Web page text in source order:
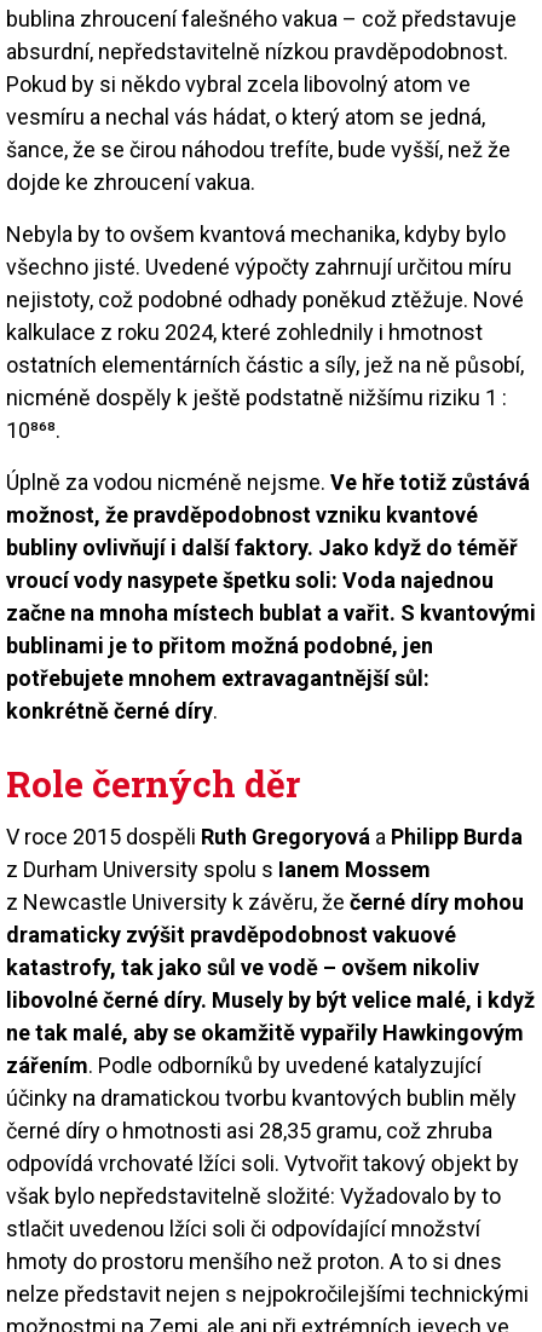
bublina zhroucení falešného vakua – což představuje
absurdní, nepředstavitelně nízkou pravděpodobnost.
Pokud by si někdo vybral zcela libovolný atom ve
vesmíru a nechal vás hádat, o který atom se jedná,
šance, že se čirou náhodou trefíte, bude vyšší, než že
dojde ke zhroucení vakua.
Nebyla by to ovšem kvantová mechanika, kdyby bylo
všechno jisté. Uvedené výpočty zahrnují určitou míru
nejistoty, což podobné odhady poněkud ztěžuje. Nové
kalkulace z roku 2024, které zohlednily i hmotnost
ostatních elementárních částic a síly, jež na ně působí,
nicméně dospěly k ještě podstatně nižšímu riziku 1 :
10⁸⁶⁸.
Úplně za vodou nicméně nejsme. Ve hře totiž zůstává
možnost, že pravděpodobnost vzniku kvantové
bubliny ovlivňují i další faktory. Jako když do téměř
vroucí vody nasypete špetku soli: Voda najednou
začne na mnoha místech bublat a vařit. S kvantovými
bublinami je to přitom možná podobné, jen
potřebujete mnohem extravagantnější sůl:
konkrétně černé díry.
Role černých děr
V roce 2015 dospěli Ruth Gregoryová a Philipp Burda
z Durham University spolu s Ianem Mossem
z Newcastle University k závěru, že černé díry mohou
dramaticky zvýšit pravděpodobnost vakuo­vé
katastrofy, tak jako sůl ve vodě – ovšem nikoliv
libovolné černé díry. Musely by být velice malé, i když
ne tak malé, aby se okamžitě vypařily Hawkingovým
zářením. Podle odborníků by uvedené katalyzující
účinky na dramatickou tvorbu kvantových bublin měly
černé díry o hmotnosti asi 28,35 gramu, což zhruba
odpovídá vrchovaté lžíci soli. Vytvořit takový objekt by
však bylo nepředstavitelně složité: Vyžadovalo by to
stlačit uvedenou lžíci soli či odpovídající množství
hmoty do prostoru menšího než proton. A to si dnes
nelze představit nejen s nejpokročilejšími technickými
možnostmi na Zemi, ale ani při extrémních jevech ve